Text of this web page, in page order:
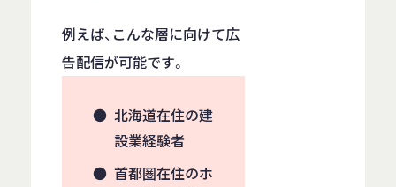
例えば、こんな層に向けて広
告配信が可能です。
北海道在住の建
設業経験者
首都圏在住のホ